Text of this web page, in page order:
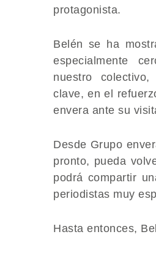
protagonista.
Belén se ha
especialmente
nuestro
clave, en el
envera ante su
Desde Grupo
pronto, pueda
podrá compartir
periodistas muy
​Hasta entonces,